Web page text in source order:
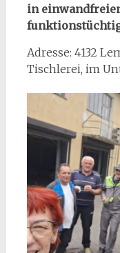
in
Adresse: 4132
Tischlerei, im